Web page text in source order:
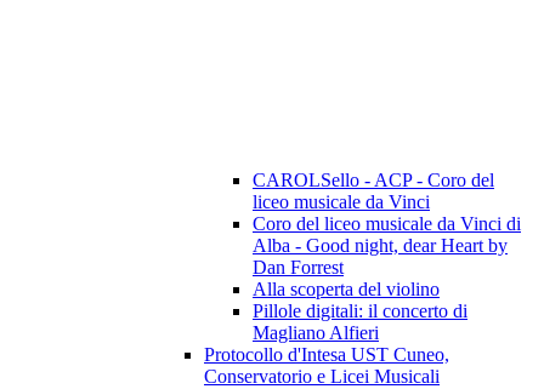
CAROLSello - ACP - Coro del
liceo musicale da Vinci
Coro del liceo musicale da Vinci di
Alba - Good night, dear Heart by
Dan Forrest
Alla scoperta del violino
Pillole digitali: il concerto di
Magliano Alfieri
Protocollo d'Intesa UST Cuneo,
Conservatorio e Licei Musicali